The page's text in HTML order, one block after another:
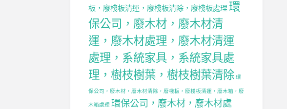
板，廢棧板清運，廢棧板清除，廢棧板處理 環
保公司，廢木材，廢木材清
運，廢木材處理，廢木材清運
處理，系統家具，系統家具處
理，樹枝樹葉，樹枝樹葉清除 環
保公司，廢木材，廢木材清除，廢棧板，廢棧板清運，廢木箱，廢
木箱處理 環保公司，廢木材，廢木材處